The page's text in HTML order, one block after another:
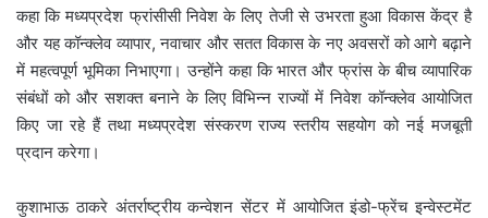
कहा कि मध्यप्रदेश फ्रांसीसी निवेश के लिए तेजी से उभरता हुआ विकास केंद्र है
और यह कॉन्क्लेव व्यापार, नवाचार और सतत विकास के नए अवसरों को आगे बढ़ाने
में महत्वपूर्ण भूमिका निभाएगा। उन्होंने कहा कि भारत और फ्रांस के बीच व्यापारिक
संबंधों को और सशक्त बनाने के लिए विभिन्न राज्यों में निवेश कॉन्क्लेव आयोजित
किए जा रहे हैं तथा मध्यप्रदेश संस्करण राज्य स्तरीय सहयोग को नई मजबूती
प्रदान करेगा।
कुशाभाऊ ठाकरे अंतर्राष्ट्रीय कन्वेशन सेंटर में आयोजित इंडो-फ्रेंच इन्वेस्टमेंट